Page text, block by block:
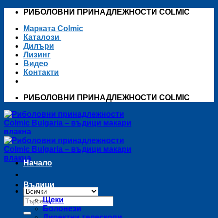
Skip
content
РИБОЛОВНИ ПРИНАДЛЕЖНОСТИ COLMIC
Марката Colmic
Каталози
Дилъри
Лизинг
Видео
Контакти
РИБОЛОВНИ ПРИНАДЛЕЖНОСТИ COLMIC
Търсене
за:
Начало
Въдици
Щеки
Болонези